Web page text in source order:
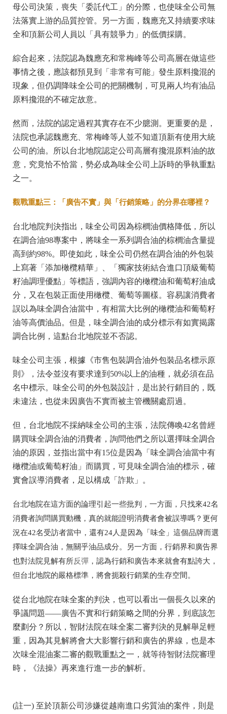
母公司決策，喪失「委託代工」的分際，也使味全公司無
法落實上游的品質控管。另一方面，魏應充又持續要求味
全和頂新公司人員以「具有競爭力」的低價採購。
綜合起來，法院認為魏應充和常梅峰等公司高層在做這些
事情之後，應該都預見到「非常有可能」發生原料攙混的
現象，但仍調降味全公司的把關機制，可見兩人均有油品
原料攙混的不確定故意。
然而，法院的認定過程其實存在不少臆測。更重要的是，
法院也承認魏應充、常梅峰等人並不知道頂新有使用大統
公司的油。所以台北地院認定公司高層有攙混原料油的故
意，究竟恰不恰當，勢必成為味全公司上訴時的爭執重點
之一。
觀戰重點三：「廣告不實」與「行銷策略」的分界在哪裡？
台北地院判決指出，味全公司因為棕櫚油價格降低，所以
在調合油98專案中，將味全一系列調合油的棕櫚油含量提
高到約98%。即使如此，味全公司仍然在調合油的外包裝
上寫著「添加橄欖精華」、「獨家技術結合進口頂級葡萄
籽油調理優點」等標語，強調內容的橄欖油和葡萄籽油成
分，又在包裝正面使用橄欖、葡萄等圖樣。容易讓消費者
誤以為味全調合油當中，有相當大比例的橄欖油和葡萄籽
油等高價油品。但是，味全調合油的成分標示有如實揭露
調合比例，這點台北地院並不否認。
味全公司主張，根據《市售包裝調合油外包裝品名標示原
則》，法令並沒有要求達到50%以上的油種，就必須在品
名中標示。味全公司的外包裝設計，是出於行銷目的，既
未違法，也從未因廣告不實而被主管機關處罰過。
但，台北地院不採納味全公司的主張，法院傳喚42名曾經
購買味全調合油的消費者，詢問他們之所以選擇味全調合
油的原因，並指出當中有15位是因為「味全調合油當中有
橄欖油或葡萄籽油」而購買，可見味全調合油的標示，確
實會誤導消費者，足以構成「詐欺」。
台北地院在這方面的論理引起一些批判，一方面，只找來42名
消費者詢問購買動機，真的就能證明消費者會被誤導嗎？更何
況在42名受訪者當中，還有24人是因為「味全」這個品牌而選
擇味全調合油，無關乎油品成分。另一方面，行銷界和廣告界
也對法院見解有所反彈 ，認為行銷和廣告本來就會有點誇大，
但台北地院的嚴格標準，將會扼殺行銷業的生存空間。
從台北地院在味全案的判決，也可以看出一個長久以來的
爭議問題——廣告不實和行銷策略之間的分界，到底該怎
麼劃分？所以，智財法院在味全案二審判決的見解舉足輕
重，因為其見解將會大大影響行銷和廣告的界線，也是本
次味全混油案二審的觀戰重點之一，就等待智財法院審理
時，《法操》再來進行進一步的解析。
(註一) 至於頂新公司涉嫌從越南進口劣質油的案件，則是